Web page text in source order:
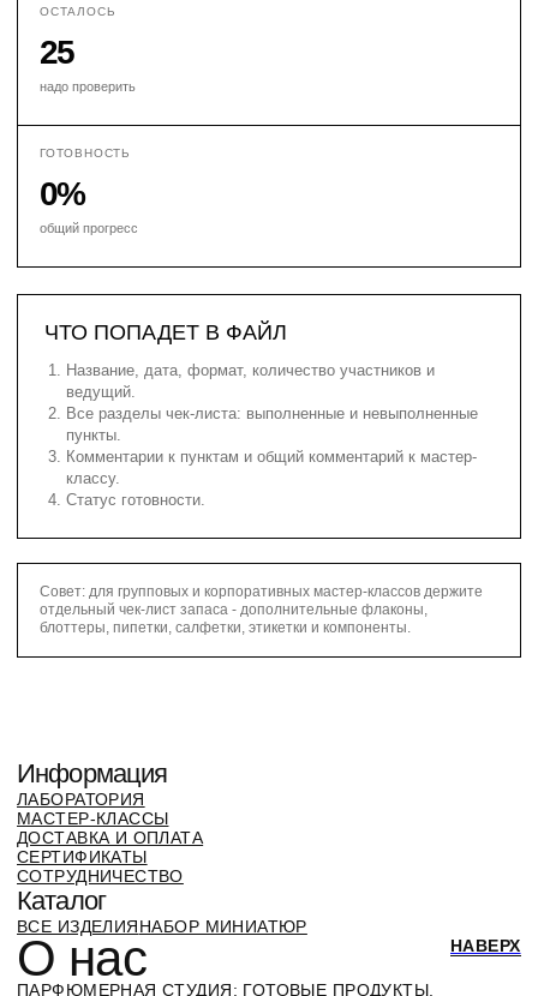
ОСТАЛОСЬ
25
надо проверить
ГОТОВНОСТЬ
0%
общий прогресс
ЧТО ПОПАДЕТ В ФАЙЛ
Название, дата, формат, количество участников и
ведущий.
Все разделы чек-листа: выполненные и невыполненные
пункты.
Комментарии к пунктам и общий комментарий к мастер-
классу.
Статус готовности.
Совет: для групповых и корпоративных мастер-классов держите
отдельный чек-лист запаса - дополнительные флаконы,
блоттеры, пипетки, салфетки, этикетки и компоненты.